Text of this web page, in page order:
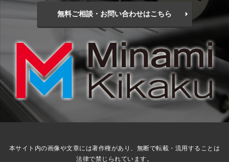
無料ご相談・お問い合わせはこちら
本サイト内の画像や文章には著作権があり、無断で転載・流用することは
法律で禁じられています。